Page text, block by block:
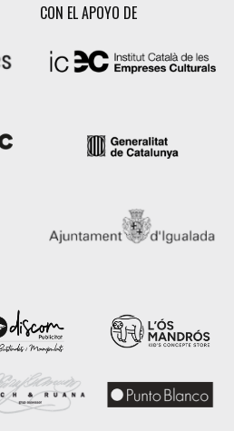
CON EL APOYO DE